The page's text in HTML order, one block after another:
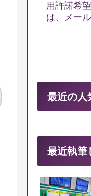
用許諾希
は、メー
最近の人
最近執筆